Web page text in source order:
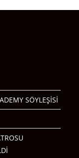
SÖYLEŞİSİ